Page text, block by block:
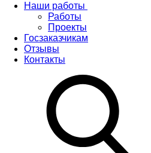
Наши работы
Работы
Проекты
Госзаказчикам
Отзывы
Контакты